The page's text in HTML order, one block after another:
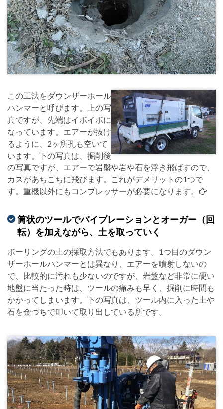
この工法をダウンザーホール
ハンマーと呼びます。上の写
真ですが、先端はイボイボに
なっています。エアーが抜け
るように、2ヶ所孔も空いて
います。下の写真は、掘削後
の写真ですが、エアーで岩盤や岩や石を浮き飛ばすので、
カスがあちこちに飛びます。これがデメリットの1つで
す。重機以外にもコンプレッサーが必要になります。
筒状のツールでバイブレーションとオーガー（回
転）を加えながら、土を取っていく
ボーリングの土の採取方法でもあります。1つ目のダウン
ザーホールハンマーとは異なり、エアーを噴射しないの
で、比較的に汚れも少ないのですが、岩盤など非常に硬い
地盤に当たった時は、ツールの痛みも早く、掘削に時間も
かかってしまいます。下の写真は、ツール内に入った土や
石を金づちで叩いて取り出している所です。